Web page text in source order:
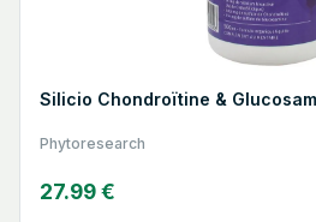
Silicio Chondroïtine &
Phytoresearch
27.99 €